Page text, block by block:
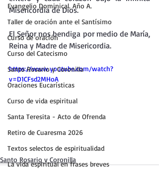
Evangelio Dominical. Año A.
Taller de oración ante el Santísimo
Curso de oración
Curso del Catecismo
Santo Rosario y Coronilla
Oraciones Eucarísticas
Curso de vida espiritual
Santa Teresita - Acto de Ofrenda
Retiro de Cuaresma 2026
Textos selectos de espiritualidad
La vida espiritual en frases breves
Misericordia de Dios.
El Señor nos bendiga por medio de María,
Reina y Madre de Misericordia.
https://www.youtube.com/watch?
v=D1CFsd2MHoA
Santo Rosario y Coronilla